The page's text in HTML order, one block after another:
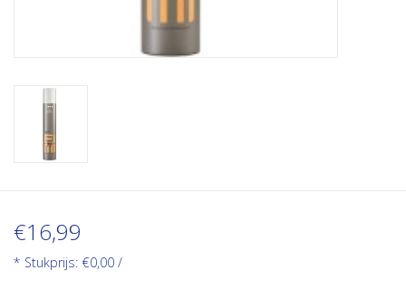
€16,99
* Stukprijs: €0,00 /